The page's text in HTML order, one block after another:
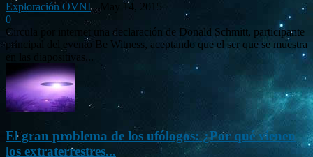
Exploración OVNI -
May 14, 2015
0
Circula por internet una declaración de Donald Schmitt, participante
principal del evento Be Witness, aceptando que el ser que se muestra
en las diapositivas...
El gran problema de los ufólogos: ¿Por qué vienen
los extraterrestres...